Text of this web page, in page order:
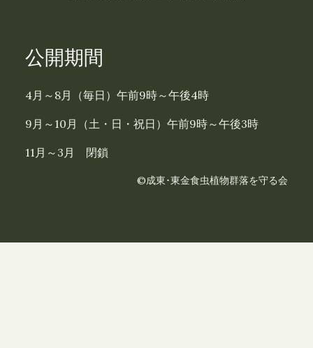
公開期間
4月～8月（毎日）午前9時～午後4時
9月～10月（土・日・祝日）午前9時～午後3時
11月～3月 閉鎖
©成東･東金食虫植物群落を守る会